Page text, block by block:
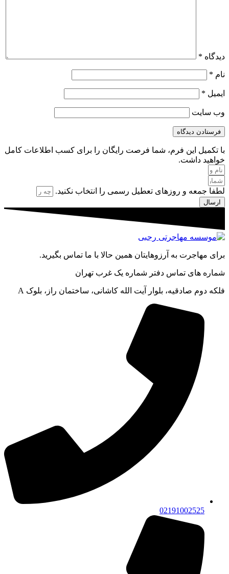
دیدگاه *
نام *
ایمیل *
وب‌ سایت
با تکمیل این فرم، شما فرصت رایگان را برای کسب اطلاعات کامل
خواهید داشت.
لطفا جمعه و روزهای تعطیل رسمی را انتخاب نکنید.
ارسال
برای مهاجرت به آرزوهایتان همین حالا با ما تماس بگیرید.
شماره های تماس دفتر شماره یک غرب تهران
فلکه دوم صادقیه، بلوار آیت الله کاشانی، ساختمان راز، بلوک A
02191002525